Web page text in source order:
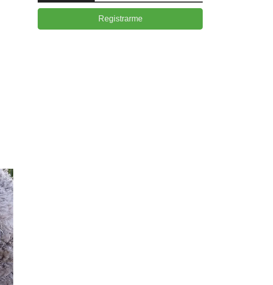
Registrarme